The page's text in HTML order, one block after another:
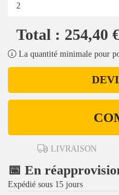
Total : 254,40
La quantité minimale pour
LIVRAISON
📅 En
Expédié sous 15 jours